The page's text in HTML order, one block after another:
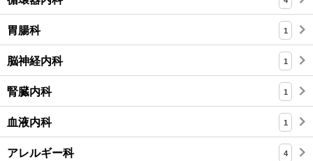
胃腸科 1
脳神経内科 1
腎臓内科 1
血液内科 1
アレルギー科 4